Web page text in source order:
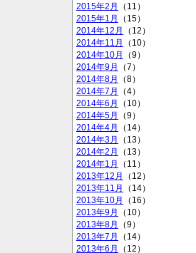
2015年2月
（11）
2015年1月
（15）
2014年12月
（12）
2014年11月
（10）
2014年10月
（9）
2014年9月
（7）
2014年8月
（8）
2014年7月
（4）
2014年6月
（10）
2014年5月
（9）
2014年4月
（14）
2014年3月
（13）
2014年2月
（13）
2014年1月
（11）
2013年12月
（12）
2013年11月
（14）
2013年10月
（16）
2013年9月
（10）
2013年8月
（9）
2013年7月
（14）
2013年6月
（12）